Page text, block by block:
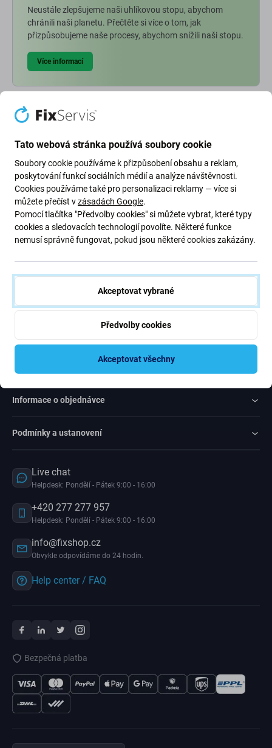
Neustále zlepšujeme naši uhlíkovou stopu, abychom
chránili naši planetu. Přečtěte si více o tom, jak
přizpůsobujeme naše procesy, abychom snížili naši stopu.
Více informací
Newsletter Fix
Přihlaste se na pravidelný odběr informací ohledně slev a novinek
mám více než 16 let
Souhlas s odebíráním novinek
Over1000reviews
Informace o objednávce
Podmínky a ustanovení
Live chat
Helpdesk: Pondělí - Pátek 9:00 - 16:00
+420 277 277 957
Helpdesk: Pondělí - Pátek 9:00 - 16:00
info@fixshop.cz
Obvykle odpovídáme do 24 hodin.
Help center / FAQ
Bezpečná platba
Tato webová stránka používá soubory cookie
Soubory cookie používáme k přizpůsobení obsahu a reklam,
poskytování funkcí sociálních médií a analýze návštěvnosti.
Cookies používáme také pro personalizaci reklamy — více si
můžete přečíst vzásadách Google.
Pomocí tlačítka "Předvolby cookies" si můžete vybrat, které typy
cookies a sledovacích technologií povolíte. Některé funkce
nemusí správně fungovat, pokud jsou některé cookies zakázány.
Akceptovat vybrané
Předvolby cookies
Akceptovat všechny